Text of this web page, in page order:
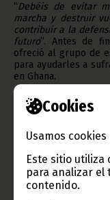
Cookies
Usamos
Este sitio utiliza
para analizar el
contenido.
“Debéis de evitar
marcha y destruir
contribuir a la
futuro”. Antes de
ofreció al grupo de
para ayudarles a
en Ghana.
Durante su viaje de
ha podido efectuar
como el Instituto de
Café. También
descansa los
ghanesa, Kwame
Tras concluir este
Nguema Mbasogo